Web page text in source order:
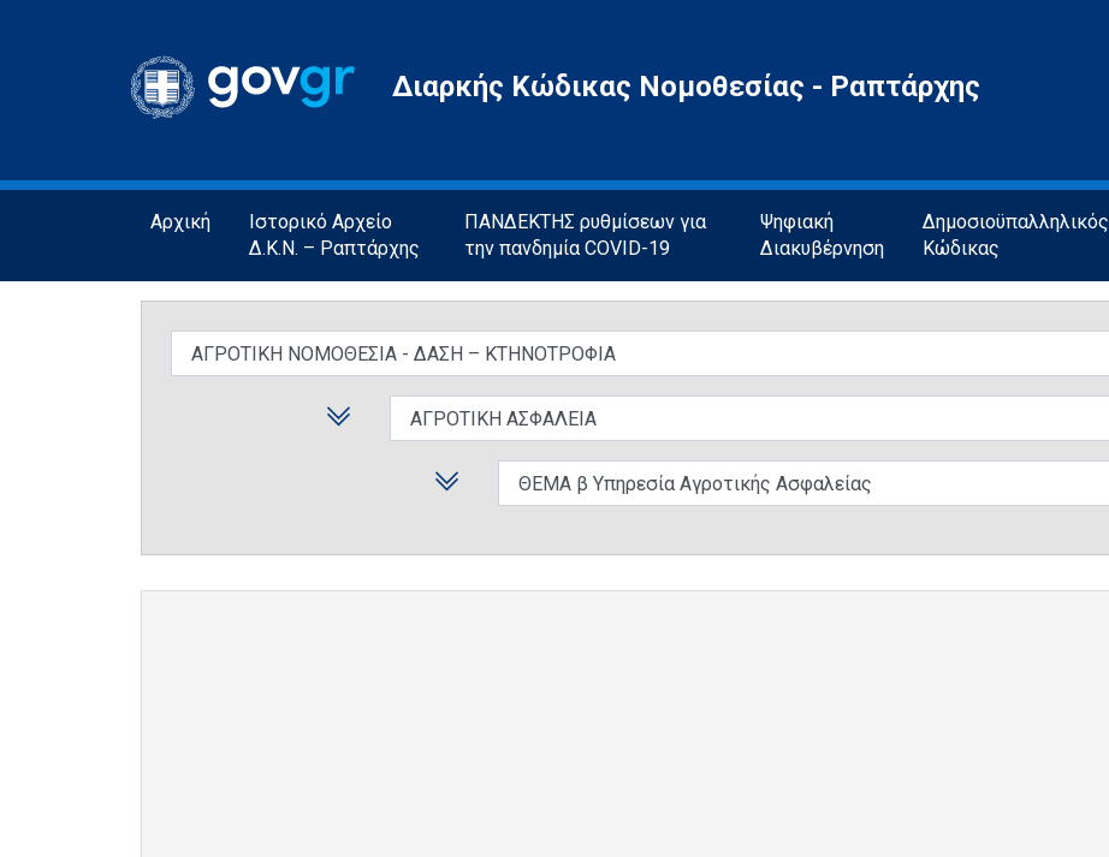
Gov.gr
Διαρκής Κώδικας Νομοθεσίας - Ραπτάρχης
Αρχική
Ιστορικό Αρχείο
Δ.Κ.Ν. – Ραπτάρχης
ΠΑΝΔΕΚΤΗΣ ρυθμίσεων για
την πανδημία COVID-19
Ψηφιακή
Διακυβέρνηση
Δημοσιοϋπαλληλικός
Κώδικας